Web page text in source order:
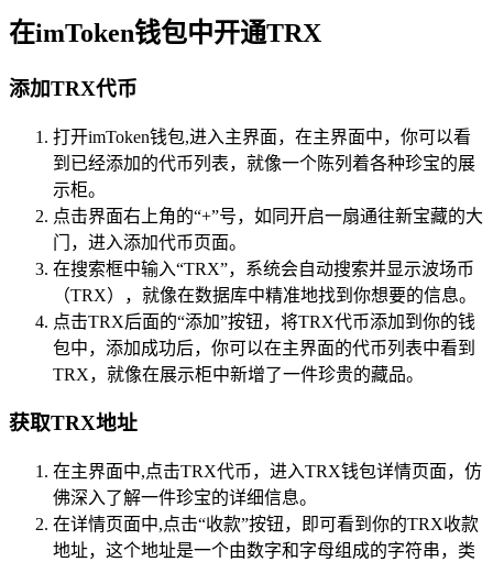
在imToken钱包中开通TRX
添加TRX代币
打开imToken钱包,进入主界面，在主界面中，你可以看
到已经添加的代币列表，就像一个陈列着各种珍宝的展
示柜。
点击界面右上角的“+”号，如同开启一扇通往新宝藏的大
门，进入添加代币页面。
在搜索框中输入“TRX”，系统会自动搜索并显示波场币
（TRX），就像在数据库中精准地找到你想要的信息。
点击TRX后面的“添加”按钮，将TRX代币添加到你的钱
包中，添加成功后，你可以在主界面的代币列表中看到
TRX，就像在展示柜中新增了一件珍贵的藏品。
获取TRX地址
在主界面中,点击TRX代币，进入TRX钱包详情页面，仿
佛深入了解一件珍宝的详细信息。
在详情页面中,点击“收款”按钮，即可看到你的TRX收款
地址，这个地址是一个由数字和字母组成的字符串，类